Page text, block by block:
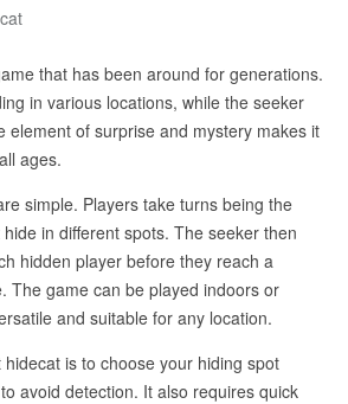
that has been around for generations.
in various locations, while the seeker
element of surprise and mystery makes it
ages.
simple. Players take turns being the
in different spots. The seeker then
hidden player before they reach a
The game can be played indoors or
and suitable for any location.
is to choose your hiding spot
avoid detection. It also requires quick